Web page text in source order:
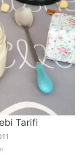
Tarifi